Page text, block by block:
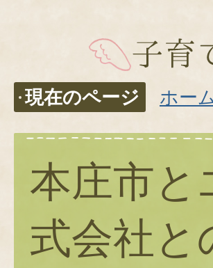
現在のページ ホー
本庄市と
式会社と